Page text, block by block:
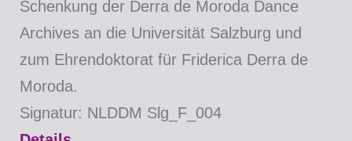
Schenkung der Derra de Moroda Dance
Archives an die Universität Salzburg und
zum Ehrendoktorat für Friderica Derra de
Moroda.
Signatur: NLDDM Slg_F_004